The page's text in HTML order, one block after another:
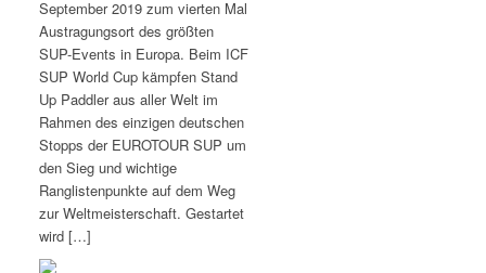
September 2019 zum vierten Mal
Austragungsort des größten
SUP-Events in Europa. Beim ICF
SUP World Cup kämpfen Stand
Up Paddler aus aller Welt im
Rahmen des einzigen deutschen
Stopps der EUROTOUR SUP um
den Sieg und wichtige
Ranglistenpunkte auf dem Weg
zur Weltmeisterschaft. Gestartet
wird […]